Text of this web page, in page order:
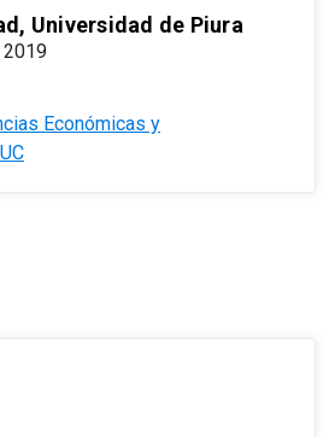
Universidad de Piura
2019
Económicas y